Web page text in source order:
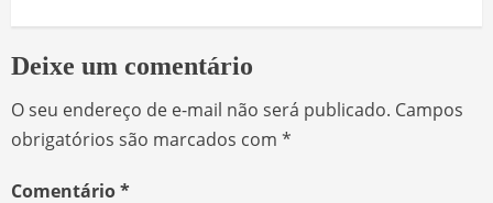
Deixe um comentário
O seu endereço de e-mail não será publicado. Campos
obrigatórios são marcados com *
Comentário*